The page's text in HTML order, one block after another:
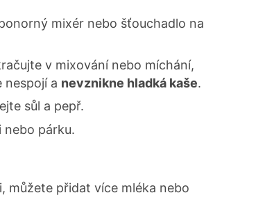
mixér nebo šťouchadlo na
v mixování nebo míchání,
nespojí a nevznikne hladká kaše.
sůl a pepř.
nebo párku.
můžete přidat více mléka nebo